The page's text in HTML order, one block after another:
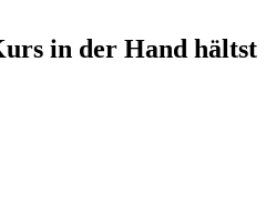
in der Hand hältst